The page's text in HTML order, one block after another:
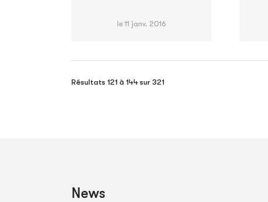
le 11 janv. 2016
Résultats 121 à 144 sur 321
News